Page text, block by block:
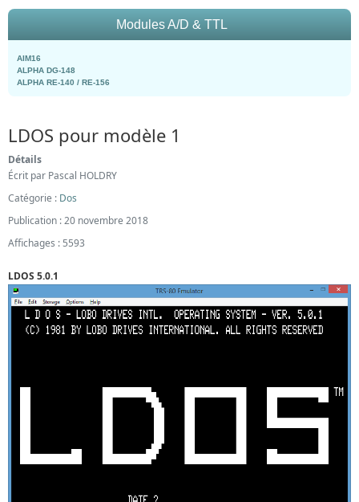
Modules A/D & TTL
AIM16
ALPHA DG-148
ALPHA RE-140 / RE-156
LDOS pour modèle 1
Détails
Écrit par Pascal HOLDRY
Catégorie : Dos
Publication : 20 novembre 2018
Affichages : 5593
LDOS 5.0.1